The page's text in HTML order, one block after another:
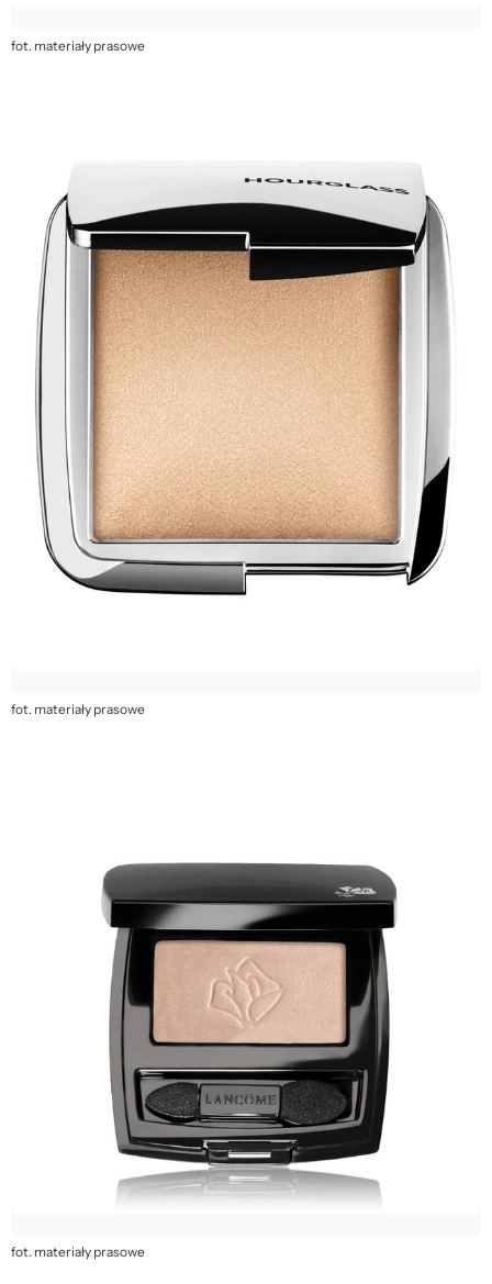
fot. materiały prasowe
fot. materiały prasowe
fot. materiały prasowe